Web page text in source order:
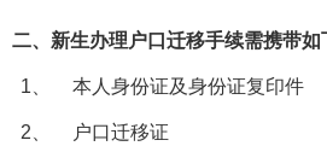
二、新生办理户口迁移手续需携带如
1、 本人身份证及身份证复印件
2、 户口迁移证